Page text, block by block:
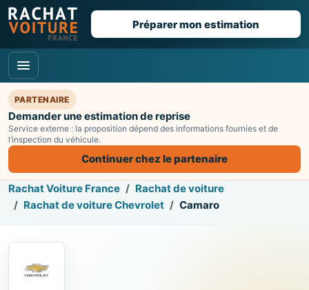
Préparer mon estimation
PARTENAIRE
Demander une estimation de reprise
Service externe : la proposition dépend des informations fournies et de
l’inspection du véhicule.
Continuer chez le partenaire
Rachat Voiture France
Rachat de voiture
Rachat de voiture Chevrolet
Camaro